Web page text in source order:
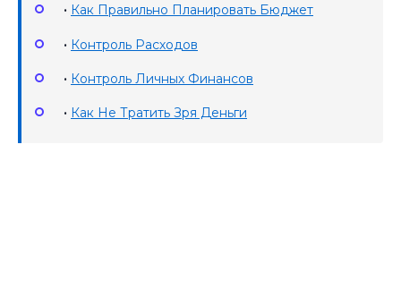
• Как Правильно Планировать Бюджет
• Контроль Расходов
• Контроль Личных Финансов
• Как Не Тратить Зря Деньги